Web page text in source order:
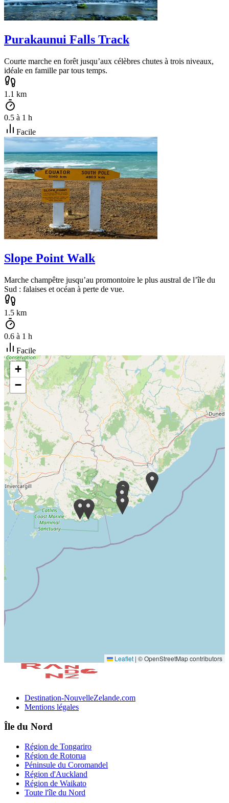
Purakaunui Falls Track
Courte marche en forêt jusqu’aux célèbres chutes à trois niveaux,
idéale en famille par tous temps.
1.1 km
0.5 à 1 h
Facile
Slope Point Walk
Marche champêtre jusqu’au promontoire le plus austral de l’île du
Sud : falaises et océan à perte de vue.
1.5 km
0.6 à 1 h
Facile
+
−
Leaflet | © OpenStreetMap contributors
Destination-NouvelleZelande.com
Mentions légales
Île du Nord
Région de Tongariro
Région de Rotorua
Péninsule du Coromandel
Région d'Auckland
Région de Waikato
Toute l'île du Nord